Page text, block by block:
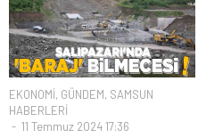
EKONOMİ, GÜNDEM, SAMSUN
HABERLERİ
11 Temmuz 2024 17:36